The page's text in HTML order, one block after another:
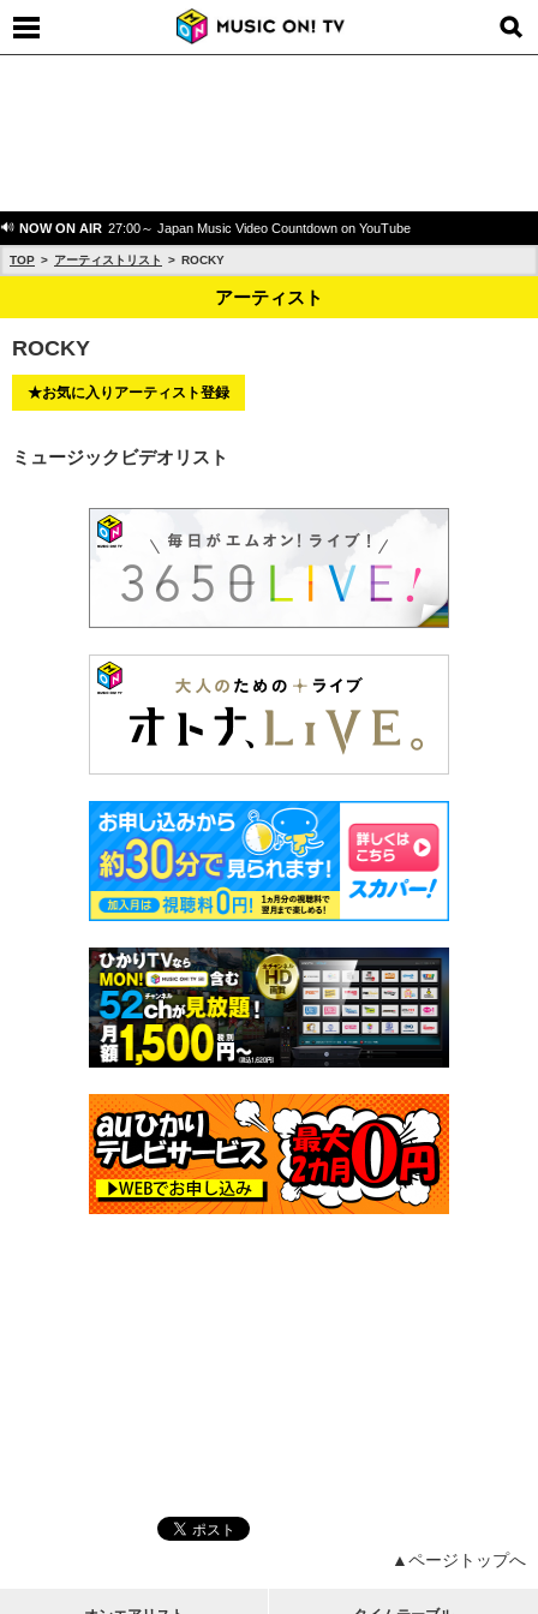
NOW ON AIR 27:00～ Japan Music Video Countdown on YouTube
TOP アーティストリスト ROCKY
アーティスト
ROCKY
★お気に入りアーティスト登録
ミュージックビデオリスト
▲ページトップへ